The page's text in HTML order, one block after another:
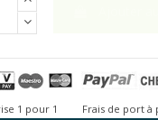
1 pour 1 Frais de port à